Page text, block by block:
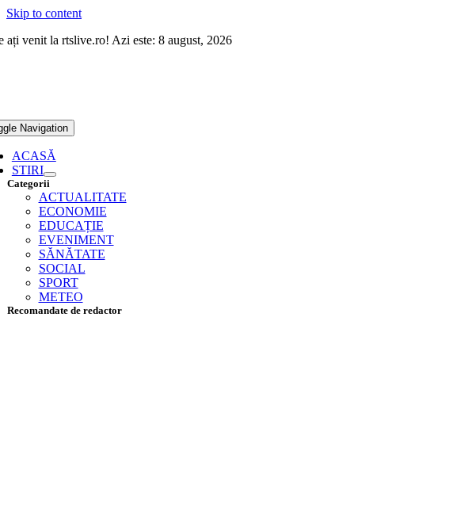
Skip to content
ați venit la rtslive.ro! Azi este: 8 august, 2026
Navigation
ACASĂ
STIRI
Categorii
ACTUALITATE
ECONOMIE
EDUCAȚIE
EVENIMENT
SĂNĂTATE
SOCIAL
SPORT
METEO
Recomandate de redactor